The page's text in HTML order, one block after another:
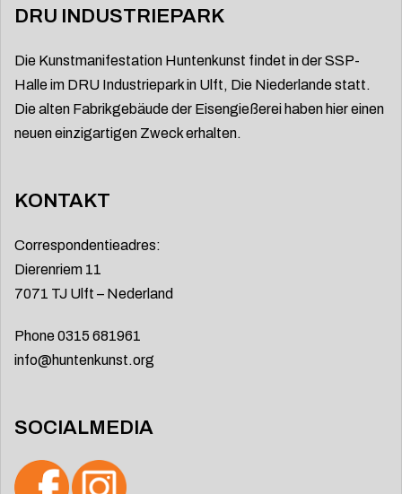
DRU INDUSTRIEPARK
Die Kunstmanifestation Huntenkunst findet in der SSP-
Halle im DRU Industriepark in Ulft, Die Niederlande statt.
Die alten Fabrikgebäude der Eisengießerei haben hier einen
neuen einzigartigen Zweck erhalten.
KONTAKT
Correspondentieadres:
Dierenriem 11
7071 TJ Ulft – Nederland
Phone 0315 681961
info@huntenkunst.org
SOCIALMEDIA